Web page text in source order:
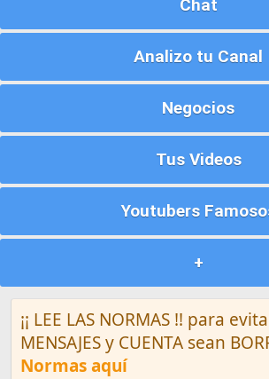
Chat
Analizo tu Canal
Negocios
Tus Videos
Youtubers
+
¡¡ LEE LAS NORMAS !! para
MENSAJES y CUENTA sean
Normas aquí